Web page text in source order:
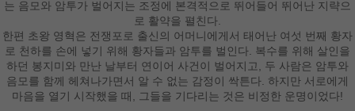
는 음모와 암투가 벌어지는 조정에 본격적으로 뛰어들어 뛰어난 지략으
로 활약을 펼친다.
한편 초왕 영혁은 전쟁포로 출신의 어머니에게서 태어난 여섯 번째 황자
로 천하를 손에 넣기 위해 황자들과 암투를 벌인다. 복수를 위해 살인을
하던 봉지미와 만난 날부터 연이어 사건이 벌어지고, 두 사람은 암투와
음모를 함께 헤쳐나가면서 알 수 없는 감정이 싹튼다. 하지만 서로에게
마음을 열기 시작했을 때, 그들을 기다리는 것은 비정한 운명이었다!